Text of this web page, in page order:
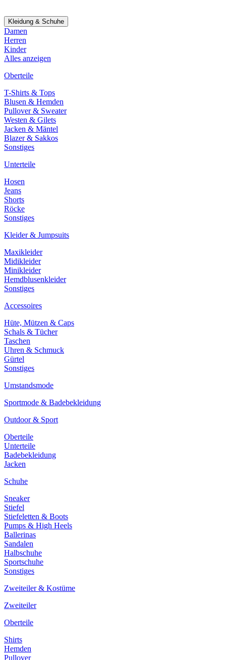
Kleidung & Schuhe
Damen
Herren
Kinder
Alles anzeigen
Oberteile
T-Shirts & Tops
Blusen & Hemden
Pullover & Sweater
Westen & Gilets
Jacken & Mäntel
Blazer & Sakkos
Sonstiges
Unterteile
Hosen
Jeans
Shorts
Röcke
Sonstiges
Kleider & Jumpsuits
Maxikleider
Midikleider
Minikleider
Hemdblusenkleider
Sonstiges
Accessoires
Hüte, Mützen & Caps
Schals & Tücher
Taschen
Uhren & Schmuck
Gürtel
Sonstiges
Umstandsmode
Sportmode & Badebekleidung
Outdoor & Sport
Oberteile
Unterteile
Badebekleidung
Jacken
Schuhe
Sneaker
Stiefel
Stiefeletten & Boots
Pumps & High Heels
Ballerinas
Sandalen
Halbschuhe
Sportschuhe
Sonstiges
Zweiteiler & Kostüme
Zweiteiler
Oberteile
Shirts
Hemden
Pullover